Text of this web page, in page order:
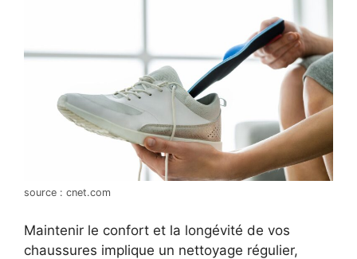
source : cnet.com
Maintenir le confort et la longévité de vos
chaussures implique un nettoyage régulier,